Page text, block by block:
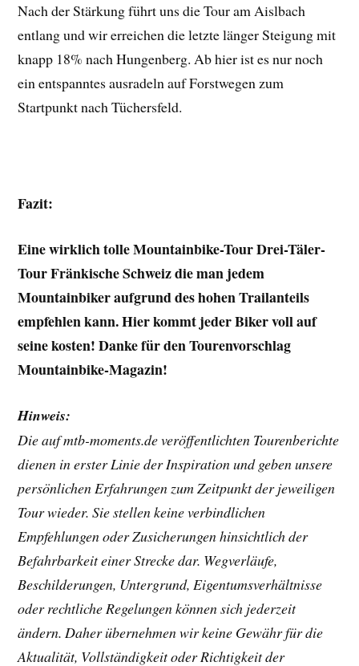
Nach der Stärkung führt uns die Tour am Aislbach
entlang und wir erreichen die letzte länger Steigung mit
knapp 18% nach Hungenberg. Ab hier ist es nur noch
ein entspanntes ausradeln auf Forstwegen zum
Startpunkt nach Tüchersfeld.
Fazit:
Eine wirklich tolle Mountainbike-Tour Drei-Täler-
Tour Fränkische Schweiz die man jedem
Mountainbiker aufgrund des hohen Trailanteils
empfehlen kann. Hier kommt jeder Biker voll auf
seine kosten! Danke für den Tourenvorschlag
Mountainbike-Magazin!
Hinweis:
Die auf mtb-moments.de veröffentlichten Tourenberichte
dienen in erster Linie der Inspiration und geben unsere
persönlichen Erfahrungen zum Zeitpunkt der jeweiligen
Tour wieder. Sie stellen keine verbindlichen
Empfehlungen oder Zusicherungen hinsichtlich der
Befahrbarkeit einer Strecke dar. Wegverläufe,
Beschilderungen, Untergrund, Eigentumsverhältnisse
oder rechtliche Regelungen können sich jederzeit
ändern. Daher übernehmen wir keine Gewähr für die
Aktualität, Vollständigkeit oder Richtigkeit der